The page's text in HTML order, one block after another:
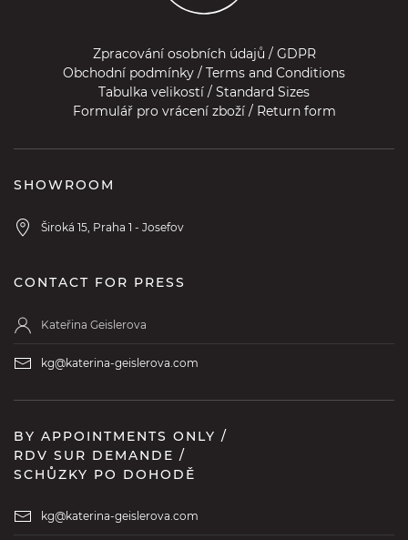
Zpracování osobních údajů / GDPR
Obchodní podmínky / Terms and Conditions
Tabulka velikostí / Standard Sizes
Formulář pro vrácení zboží / Return form
SHOWROOM
Široká 15, Praha 1 - Josefov
CONTACT FOR PRESS
Kateřina Geislerova
kg@katerina-geislerova.com
BY APPOINTMENTS ONLY /
RDV SUR DEMANDE /
SCHŮZKY PO DOHODĚ
kg@katerina-geislerova.com